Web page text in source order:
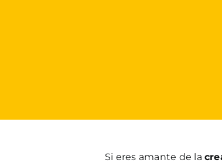
Si eres amante de la